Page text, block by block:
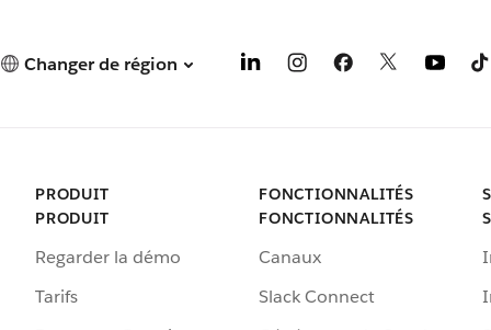
Changer de région
PRODUIT
PRODUIT
Regarder la démo
Tarifs
FONCTIONNALITÉS
FONCTIONNALITÉS
Canaux
Slack Connect